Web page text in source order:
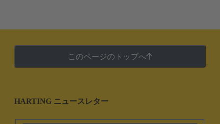
このページのトップへ
HARTING ニュースレター